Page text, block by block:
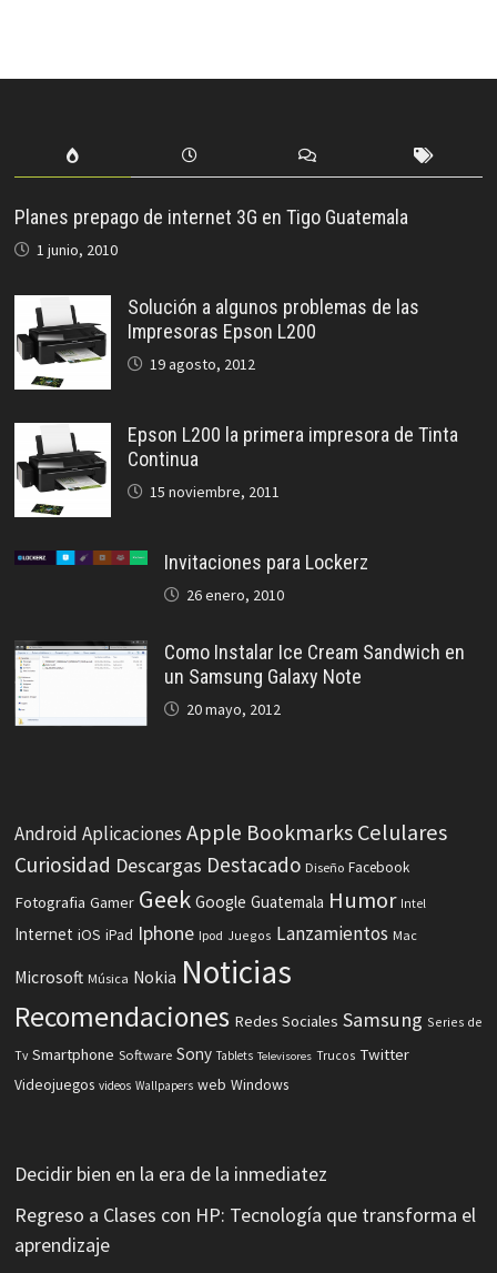
Planes prepago de internet 3G en Tigo Guatemala
1 junio, 2010
Solución a algunos problemas de las
Impresoras Epson L200
19 agosto, 2012
Epson L200 la primera impresora de Tinta
Continua
15 noviembre, 2011
Invitaciones para Lockerz
26 enero, 2010
Como Instalar Ice Cream Sandwich en
un Samsung Galaxy Note
20 mayo, 2012
Android Aplicaciones Apple Bookmarks Celulares
Curiosidad Descargas Destacado Diseño Facebook
Fotografia Gamer Geek Google Guatemala Humor Intel
Internet iOS iPad Iphone Ipod Juegos Lanzamientos Mac
Microsoft Música Nokia Noticias
Recomendaciones Redes Sociales Samsung Series de
Tv Smartphone Software Sony Tablets Televisores Trucos Twitter
Videojuegos videos Wallpapers web Windows
Decidir bien en la era de la inmediatez
Regreso a Clases con HP: Tecnología que transforma el
aprendizaje